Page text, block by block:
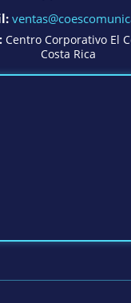
Centro Corporativo El
Costa Rica